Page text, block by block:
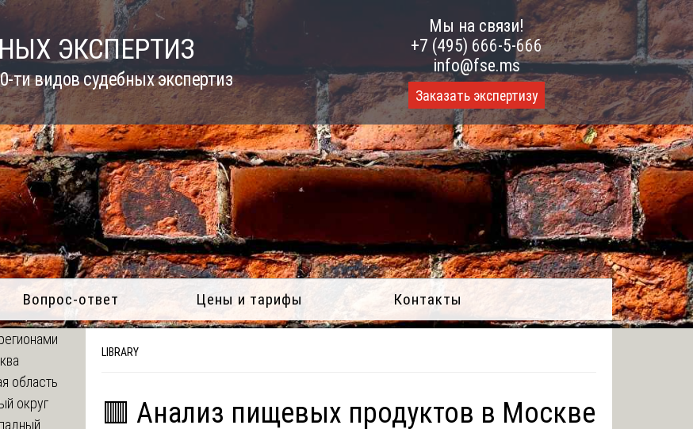
ЭКСПЕРТИЗ
видов судебных экспертиз
Мы на связи!
+7 (495) 666-5-666
info@fse.ms
Заказать экспертизу
Вопрос-ответ Цены и тарифы Контакты
LIBRARY
🟥 Анализ пищевых продуктов в Москве
область
округ